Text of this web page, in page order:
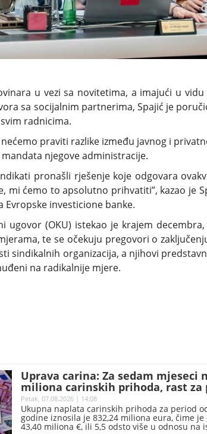
u vezi sa novitetima, a imajući u
sa socijalnim partnerima, Spajić je
radnicima.
praviti razlike između javnog i
njegove administracije.
pronašli rješenje koje odgovara
mi ćemo to apsolutno prihvatiti”, kazao je
Evropske investicione banke.
ugovor (OKU) istekao je krajem
te se očekuju pregovori o
sindikalnih organizacija, a njihovi
na radikalnije mjere.
Uprava carina: Za sedam mjeseci
miliona carinskih prihoda, rast za
Petak, 07.08.2026 | 14:08
Ukupna naplata carinskih prihoda za period
godine iznosila je 832,24 miliona eura, čime
43,40 miliona €, ili 5,5 odsto više u odnosu na